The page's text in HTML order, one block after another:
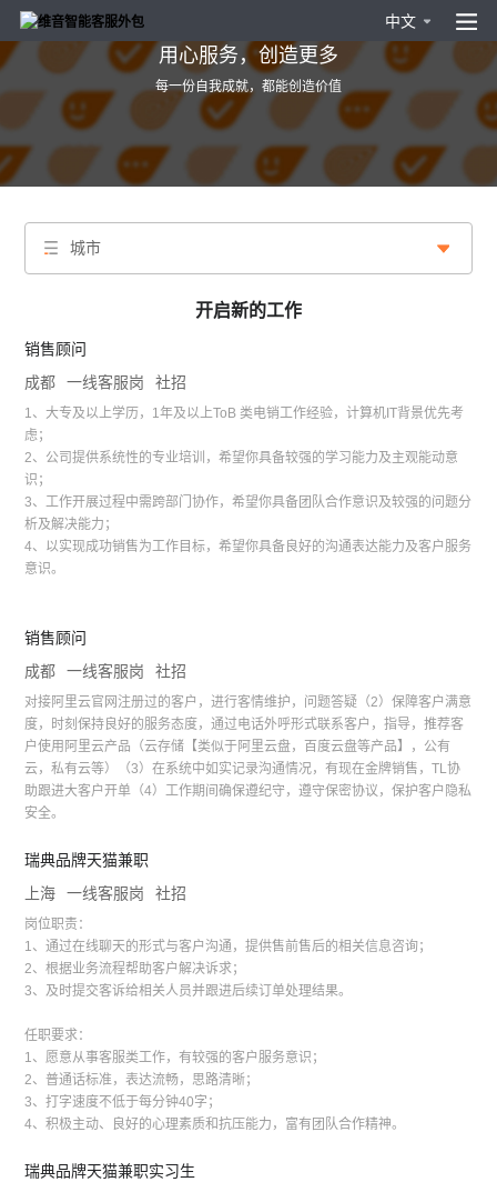
中文
用心服务，创造更多
每一份自我成就，都能创造价值
城市
开启新的工作
销售顾问
成都
一线客服岗 社招
1、大专及以上学历，1年及以上ToB 类电销工作经验，计算机IT背景优先考
虑；
2、公司提供系统性的专业培训，希望你具备较强的学习能力及主观能动意
识；
3、工作开展过程中需跨部门协作，希望你具备团队合作意识及较强的问题分
析及解决能力；
4、以实现成功销售为工作目标，希望你具备良好的沟通表达能力及客户服务
意识。
销售顾问
成都
一线客服岗 社招
对接阿里云官网注册过的客户，进行客情维护，问题答疑（2）保障客户满意
度，时刻保持良好的服务态度，通过电话外呼形式联系客户，指导，推荐客
户使用阿里云产品（云存储【类似于阿里云盘，百度云盘等产品】，公有
云，私有云等）（3）在系统中如实记录沟通情况，有现在金牌销售，TL协
助跟进大客户开单（4）工作期间确保遵纪守，遵守保密协议，保护客户隐私
安全。
瑞典品牌天猫兼职
上海
一线客服岗 社招
岗位职责：
1、通过在线聊天的形式与客户沟通，提供售前售后的相关信息咨询；
2、根据业务流程帮助客户解决诉求；
3、及时提交客诉给相关人员并跟进后续订单处理结果。
任职要求：
1、愿意从事客服类工作，有较强的客户服务意识；
2、普通话标准，表达流畅，思路清晰；
3、打字速度不低于每分钟40字；
4、积极主动、良好的心理素质和抗压能力，富有团队合作精神。
瑞典品牌天猫兼职实习生